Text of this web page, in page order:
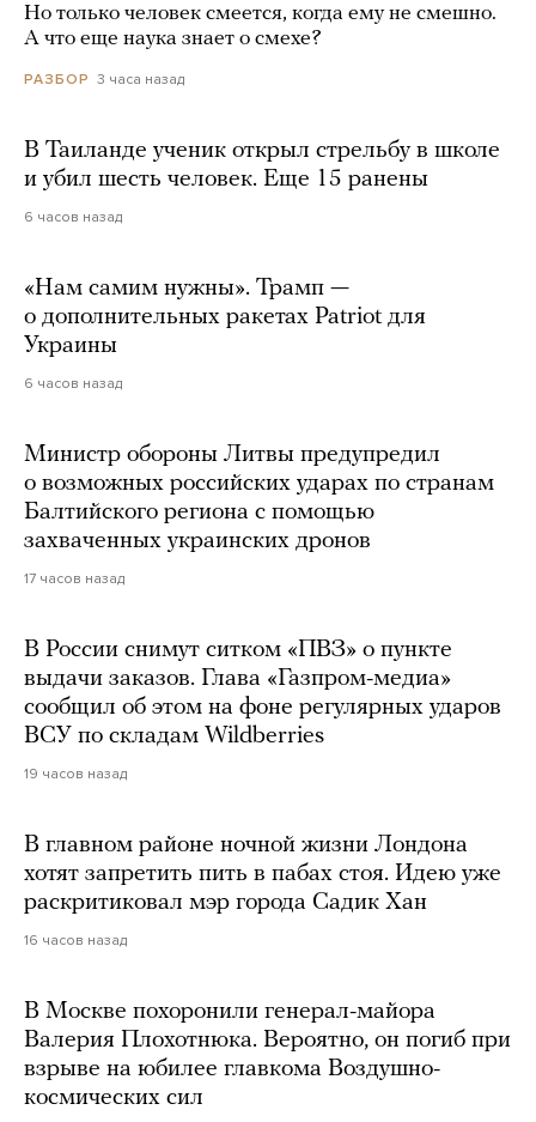
Но только человек смеется, когда ему не смешно.
А что еще наука знает о смехе?
РАЗБОР 3 часа назад
В Таиланде ученик открыл стрельбу в школе
и убил шесть человек. Еще 15 ранены
6 часов назад
«Нам самим нужны». Трамп —
о дополнительных ракетах Patriot для
Украины
6 часов назад
Министр обороны Литвы предупредил
о возможных российских ударах по странам
Балтийского региона с помощью
захваченных украинских дронов
17 часов назад
В России снимут ситком «ПВЗ» о пункте
выдачи заказов. Глава «Газпром-медиа»
сообщил об этом на фоне регулярных ударов
ВСУ по складам Wildberries
19 часов назад
В главном районе ночной жизни Лондона
хотят запретить пить в пабах стоя. Идею уже
раскритиковал мэр города Садик Хан
16 часов назад
В Москве похоронили генерал-майора
Валерия Плохотнюка. Вероятно, он погиб при
взрыве на юбилее главкома Воздушно-
космических сил